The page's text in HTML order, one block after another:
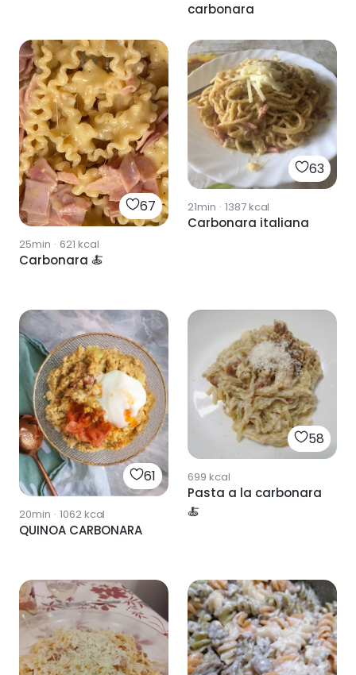
carbonara
67
25min · 621 kcal
Carbonara 🍝
63
21min · 1387kcal
Carbonara italiana
61
20min · 1062kcal
QUINOA CARBONARA
58
699 kcal
Pasta a la carbonara
🍝